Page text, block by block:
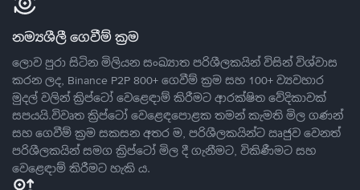
නම්‍යශීලී ගෙවීම් ක්‍රම
ලොව පුරා සිටින මිලියන සංඛ්‍යාත පරිශීලකයින් විසින් විශ්වාස
කරන ලද, Binance P2P 800+ ගෙවීම් ක්‍රම සහ 100+ ව්‍යවහාර
මුදල් වලින් ක්‍රිප්ටෝ වෙළෙඳාම් කිරීමට ආරක්ෂිත වේදිකාවක්
සපයයි.විවෘත ක්‍රිප්ටෝ වෙළෙඳපොළක තමන් කැමති මිල ගණන්
සහ ගෙවීම් ක්‍රම සකසන අතර ම, පරිශීලකයින්ට ඍජුව වෙනත්
පරිශීලකයින් සමග ක්‍රිප්ටෝ මිල දී ගැනීමට, විකිණීමට සහ
වෙළෙඳාම් කිරීමට හැකි ය.